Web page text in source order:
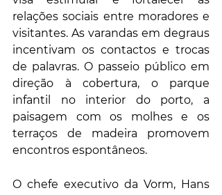
relações sociais entre moradores e
visitantes. As varandas em degraus
incentivam os contactos e trocas
de palavras. O passeio público em
direção à cobertura, o parque
infantil no interior do porto, a
paisagem com os molhes e os
terraços de madeira promovem
encontros espontâneos.
O chefe executivo da Vorm, Hans